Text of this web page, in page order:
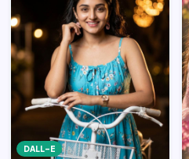
DALL-E